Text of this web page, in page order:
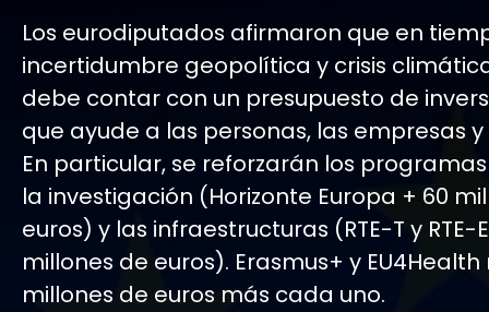
Los eurodiputados afirmaron que en
incertidumbre geopolítica y crisis
debe contar con un presupuesto de
que ayude a las personas, las empresas
En particular, se reforzarán los
la investigación (Horizonte Europa + 60
euros) y las infraestructuras (RTE-T y RTE-
millones de euros). Erasmus+ y
millones de euros más cada uno.